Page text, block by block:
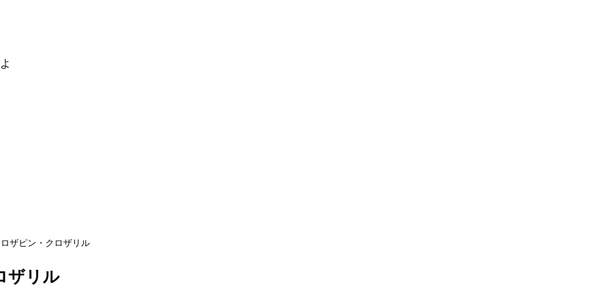
ザピン・クロザリル
ザリル